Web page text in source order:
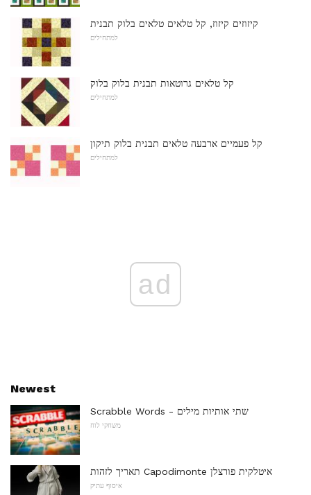
קיזוזים קיזוז, קל טלאים טלאים בלוק תבנית
למתחילים
קל טלאים גרוטאות תבנית בלוק בלוק
למתחילים
קל פעמיים ארבעה טלאים תבנית בלוק תיקון
למתחילים
ad
Newest
Scrabble Words - שתי אותיות מילים
משחקי לוח
תאריך לזהות Capodimonte איטלקית פורצלן
איסוף עתיק